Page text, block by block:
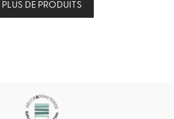
PLUS DE PRODUITS